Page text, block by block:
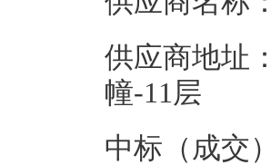
供应商地址
幢-11层
中标（成交